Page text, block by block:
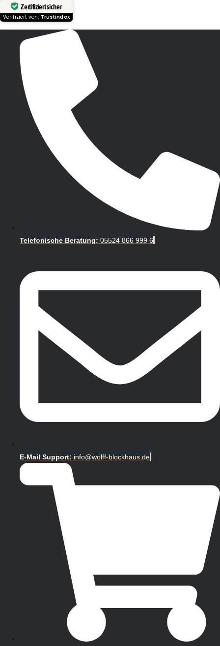
Zertifiziert sicher
Verifiziert von: Trustindex
Telefonische Beratung: 05524 866 999 6
E-Mail Support: info@wolff-blockhaus.de